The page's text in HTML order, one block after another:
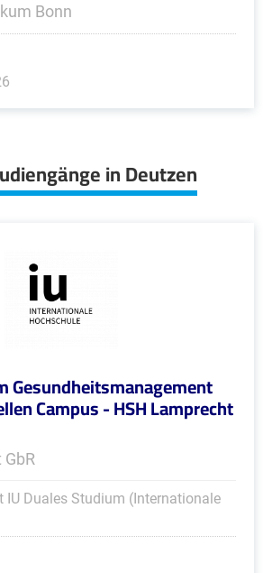
Bonn
in Deutzen
Gesundheitsmanagement
Campus - HSH Lamprecht
IU Duales Studium (Internationale